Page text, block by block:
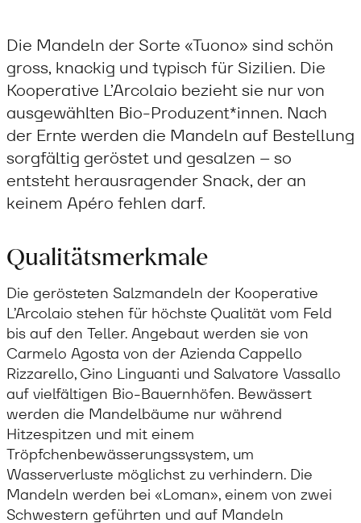
Die Mandeln der Sorte «Tuono» sind schön
gross, knackig und typisch für Sizilien. Die
Kooperative L’Arcolaio bezieht sie nur von
ausgewählten Bio-Produzent*innen. Nach
der Ernte werden die Mandeln auf Bestellung
sorgfältig geröstet und gesalzen – so
entsteht herausragender Snack, der an
keinem Apéro fehlen darf.
Qualitätsmerkmale
Die gerösteten Salzmandeln der Kooperative
L’Arcolaio stehen für höchste Qualität vom Feld
bis auf den Teller. Angebaut werden sie von
Carmelo Agosta von der Azienda Cappello
Rizzarello, Gino Linguanti und Salvatore Vassallo
auf vielfältigen Bio-Bauernhöfen. Bewässert
werden die Mandelbäume nur während
Hitzespitzen und mit einem
Tröpfchenbewässerungssystem, um
Wasserverluste möglichst zu verhindern. Die
Mandeln werden bei «Loman», einem von zwei
Schwestern geführten und auf Mandeln